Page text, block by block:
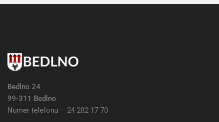
Bedlno 24
99-311 Bedlno
Numer telefonu – 24 282 17 70